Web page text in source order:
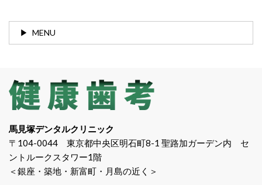
MENU
馬見塚デンタルクリニック
〒104-0044 東京都中央区明石町8-1 聖路加ガーデン内 セ
ントルークスタワー1階
＜銀座・築地・新富町・月島の近く＞